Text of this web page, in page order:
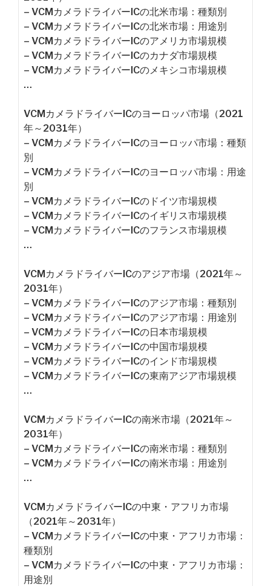
– VCMカメラドライバーICの北米市場：種類別
– VCMカメラドライバーICの北米市場：用途別
– VCMカメラドライバーICのアメリカ市場規模
– VCMカメラドライバーICのカナダ市場規模
– VCMカメラドライバーICのメキシコ市場規模
…
VCMカメラドライバーICのヨーロッパ市場（2021
年～2031年）
– VCMカメラドライバーICのヨーロッパ市場：種類
別
– VCMカメラドライバーICのヨーロッパ市場：用途
別
– VCMカメラドライバーICのドイツ市場規模
– VCMカメラドライバーICのイギリス市場規模
– VCMカメラドライバーICのフランス市場規模
…
VCMカメラドライバーICのアジア市場（2021年～
2031年）
– VCMカメラドライバーICのアジア市場：種類別
– VCMカメラドライバーICのアジア市場：用途別
– VCMカメラドライバーICの日本市場規模
– VCMカメラドライバーICの中国市場規模
– VCMカメラドライバーICのインド市場規模
– VCMカメラドライバーICの東南アジア市場規模
…
VCMカメラドライバーICの南米市場（2021年～
2031年）
– VCMカメラドライバーICの南米市場：種類別
– VCMカメラドライバーICの南米市場：用途別
…
VCMカメラドライバーICの中東・アフリカ市場
（2021年～2031年）
– VCMカメラドライバーICの中東・アフリカ市場：
種類別
– VCMカメラドライバーICの中東・アフリカ市場：
用途別